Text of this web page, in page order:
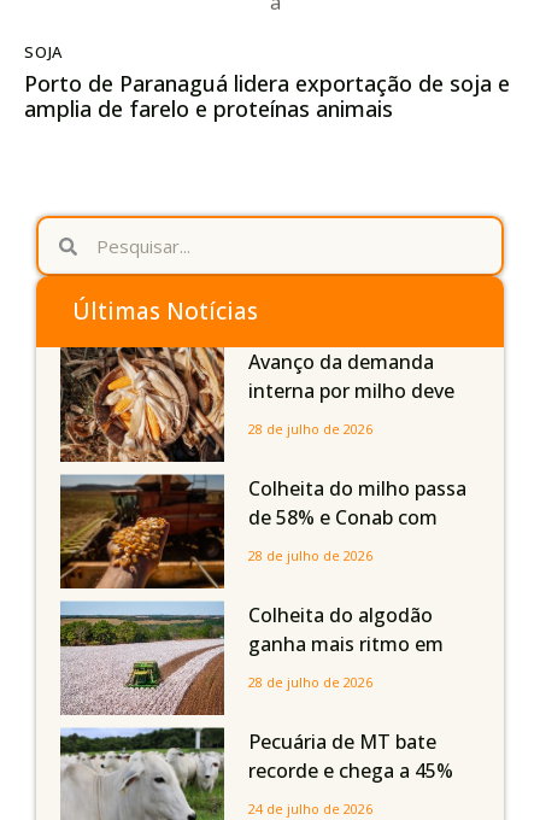
SOJA
Porto de Paranaguá lidera exportação de soja e
amplia de farelo e proteínas animais
Últimas Notícias
Avanço da demanda
interna por milho deve
compensar aumento da
em Mato Grosso, aponta
Imea
28 de julho de 2026
Colheita do milho passa
de 58% e Conab com
boas produtividades em
quedas em Tocantins,
Maranhão e Piauí
28 de julho de 2026
Colheita do algodão
ganha mais ritmo em
Mato Grosso, Mato
Maranhão
28 de julho de 2026
Pecuária de MT bate
recorde e chega a 45%
dos bovinos abatidos
24 de julho de 2026